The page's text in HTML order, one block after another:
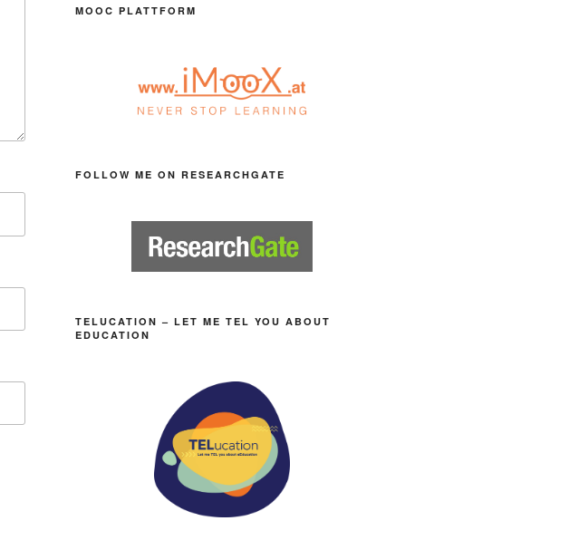
MOOC PLATTFORM
FOLLOW ME ON RESEARCHGATE
TELUCATION – LET ME TEL YOU ABOUT
EDUCATION